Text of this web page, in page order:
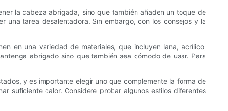
la cabeza abrigada, sino que también añaden un toque de
una tarea desalentadora. Sin embargo, con los consejos y la
en una variedad de materiales, que incluyen lana, acrílico,
abrigado sino que también sea cómodo de usar. Para
y es importante elegir uno que complemente la forma de
suficiente calor. Considere probar algunos estilos diferentes